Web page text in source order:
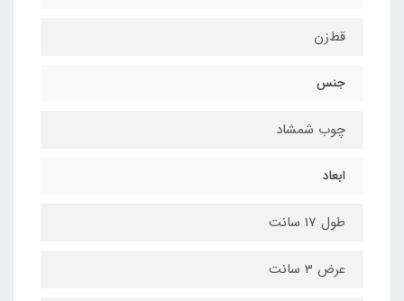
قط‌زن
جنس
چوب شمشاد
ابعاد
طول 17 سانت
عرض 3 سانت